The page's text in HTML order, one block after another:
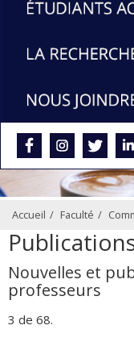
Accueil Faculté
Nouvelles et
professeurs
3 de 68.